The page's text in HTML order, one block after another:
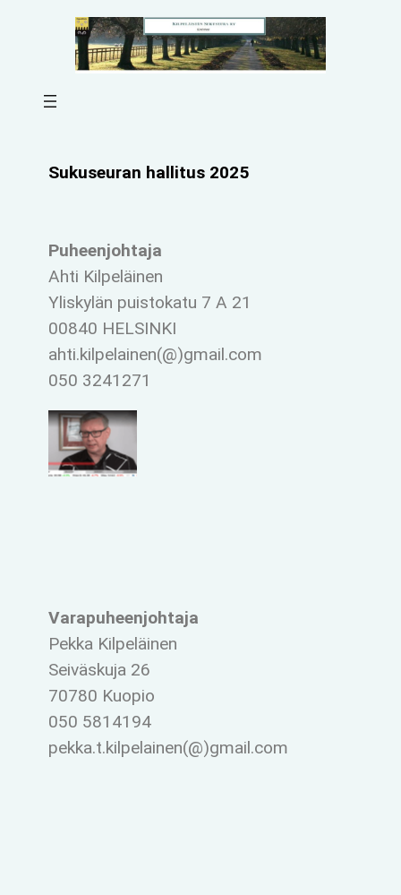
Sukuseuran hallitus 2025
Puheenjohtaja
Ahti Kilpeläinen
Yliskylän puistokatu 7 A 21
00840 HELSINKI
ahti.kilpelainen(@)gmail.com
050 3241271
Varapuheenjohtaja
Pekka Kilpeläinen
Seiväskuja 26
70780 Kuopio
050 5814194
pekka.t.kilpelainen(@)gmail.com